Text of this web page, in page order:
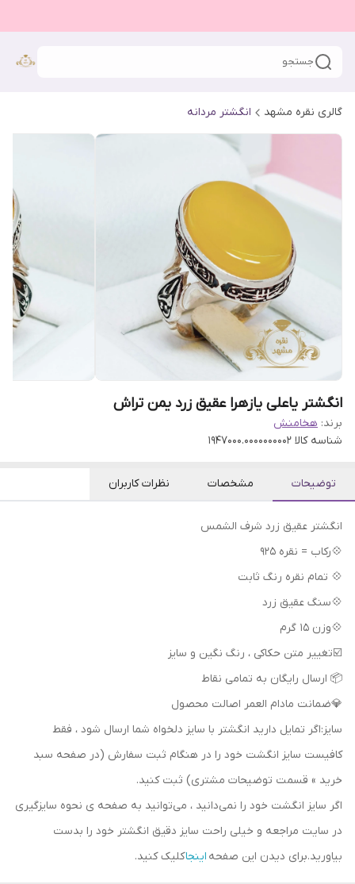
جستجو
گالری نقره مشهد انگشتر مردانه
انگشتر یاعلی یازهرا عقیق زرد یمن تراش
برند: هخامنش
شناسه کالا 1947000.0000000002
توضیحات مشخصات نظرات کاربران
انگشتر عقیق زرد شرف الشمس
💠رکاب = نقره 925
💠 تمام نقره رنگ ثابت
💠سنگ عقیق زرد
💠وزن 15 گرم
📦 ارسال رایگان به تمامی نقاط
💎ضمانت مادام العمر اصالت محصول
سایز:اگر تمایل دارید انگشتر با سایز دلخواه شما ارسال شود ، فقط
کافیست سایز انگشت خود را در هنگام ثبت سفارش (در صفحه سبد
خرید » قسمت توضیحات مشتری) ثبت کنید.
اگر سایز انگشت خود را نمی‌دانید ، می‌توانید به صفحه ی نحوه سایزگیری
در سایت مراجعه و خیلی راحت سایز دقیق انگشتر خود را بدست
بیاورید.برای دیدن این صفحه اینجاکلیک کنید.